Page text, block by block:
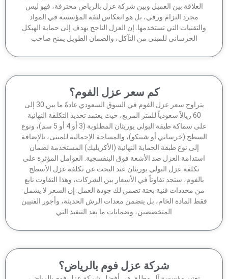
بين العميل وبين شركة عزل بالرياض محترفة، فهو ليس
مجرد التزام ورقي، بل هو انعكاس لثقة المؤسسة في المواد
التي تستخدمها. إن العزل الناجح يهدف إلى حماية الهيكل
الخرساني للمبنى من التآكل، والضمان الطويل يمنح صاحب
كم سعر عزل الفوم؟
يتراوح سعر عزل الفوم في السوق السعودي عادةً ما بين 30 إلى
60 ريالاً سعودياً للمتر المربع، حيث يعتمد تحديد التكلفة النهائية
على سماكة طبقة البولي يوريثان المطلوبة (3 أو 4 أو 5 سم)، ونوع
(خرساني أو شينكو)، والمساحة الإجمالية للمبنى، بالإضافة
إلى نوع طبقة الحماية النهائية (الأكريليك) المستخدمة لضمان
العزل ضد الأشعة فوق البنفسجية. العوامل المؤثرة على
تكلفة عزل البولي يوريثان عند البحث عن تكلفة عزل الأسطح
ستجد تفاوتاً في الأسعار بين الشركات، وهذا التفاوت نابع
محددات فنية بحتة تضمن لك جودة العمل. إن السعر لا يشمل
المادة الخام، بل يتضمن معدات الرش الحديثة، وأجور الفنيين
المتخصصين، وضمانات ما بعد التنفيذ التي
شركة عزل فوم بالرياض؟